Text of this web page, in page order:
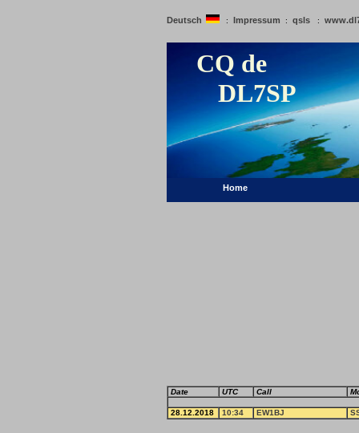
Deutsch : Impressum : qsls :
CQ de
DL7SP
Home
Date UTC Call
28.12.2018 10:34 EW1BJ